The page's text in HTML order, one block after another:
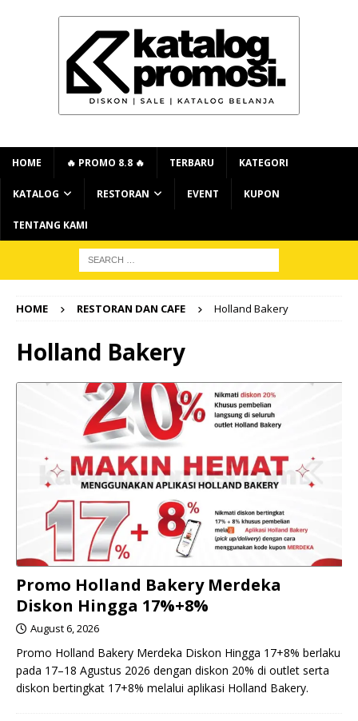
HOME 🔥 PROMO 8.8 🔥 TERBARU KATEGORI
KATALOG RESTORAN EVENT KUPON
TENTANG KAMI
HOME RESTORAN DAN CAFE Holland Bakery
Holland Bakery
Promo Holland Bakery Merdeka
Diskon Hingga 17%+8%
August 6, 2026
Promo Holland Bakery Merdeka Diskon Hingga 17+8% berlaku
pada 17–18 Agustus 2026 dengan diskon 20% di outlet serta
diskon bertingkat 17+8% melalui aplikasi Holland Bakery.